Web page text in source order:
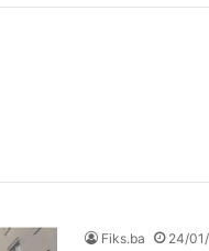
Fiks.ba 24/